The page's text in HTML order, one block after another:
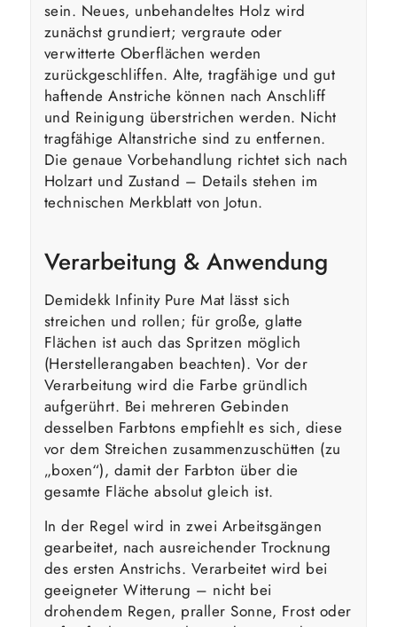
sein. Neues, unbehandeltes Holz wird
zunächst grundiert; vergraute oder
verwitterte Oberflächen werden
zurückgeschliffen. Alte, tragfähige und gut
haftende Anstriche können nach Anschliff
und Reinigung überstrichen werden. Nicht
tragfähige Altanstriche sind zu entfernen.
Die genaue Vorbehandlung richtet sich nach
Holzart und Zustand – Details stehen im
technischen Merkblatt von Jotun.
Verarbeitung & Anwendung
Demidekk Infinity Pure Mat lässt sich
streichen und rollen; für große, glatte
Flächen ist auch das Spritzen möglich
(Herstellerangaben beachten). Vor der
Verarbeitung wird die Farbe gründlich
aufgerührt. Bei mehreren Gebinden
desselben Farbtons empfiehlt es sich, diese
vor dem Streichen zusammenzuschütten (zu
„boxen“), damit der Farbton über die
gesamte Fläche absolut gleich ist.
In der Regel wird in zwei Arbeitsgängen
gearbeitet, nach ausreichender Trocknung
des ersten Anstrichs. Verarbeitet wird bei
geeigneter Witterung – nicht bei
drohendem Regen, praller Sonne, Frost oder